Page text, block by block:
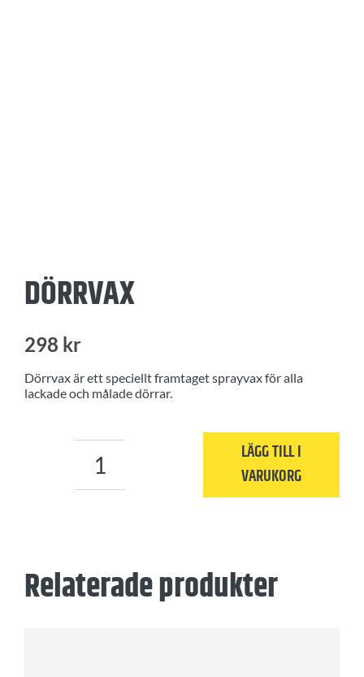
DÖRRVAX
298 kr
Dörrvax är ett speciellt framtaget sprayvax för alla
lackade och målade dörrar.
Dörrvax
mängd
LÄGG TILL I
VARUKORG
Relaterade produkter